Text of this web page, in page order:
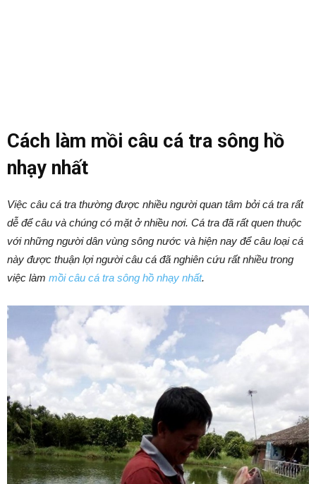
Cách làm mồi câu cá tra sông hồ
nhạy nhất
Việc câu cá tra thường được nhiều người quan tâm bởi cá tra rất
dễ để câu và chúng có mặt ở nhiều nơi. Cá tra đã rất quen thuộc
với những người dân vùng sông nước và hiện nay để câu loại cá
này được thuận lợi người câu cá đã nghiên cứu rất nhiều trong
việc làm mồi câu cá tra sông hồ nhạy nhất.